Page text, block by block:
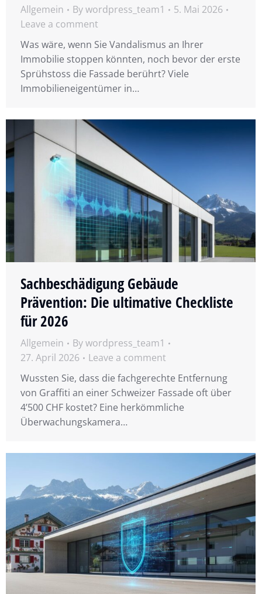
Allgemein Bywordpress_team1
5. Mai 2026
Leave a comment
Was wäre, wenn Sie Vandalismus an Ihrer
Immobilie stoppen könnten, noch bevor der erste
Sprühstoss die Fassade berührt? Viele
Immobilieneigentümer in…
Sachbeschädigung Gebäude
Prävention: Die ultimative Checkliste
für 2026
Allgemein Bywordpress_team1
27. April 2026
Leave a comment
Wussten Sie, dass die fachgerechte Entfernung
von Graffiti an einer Schweizer Fassade oft über
4’500 CHF kostet? Eine herkömmliche
Überwachungskamera…